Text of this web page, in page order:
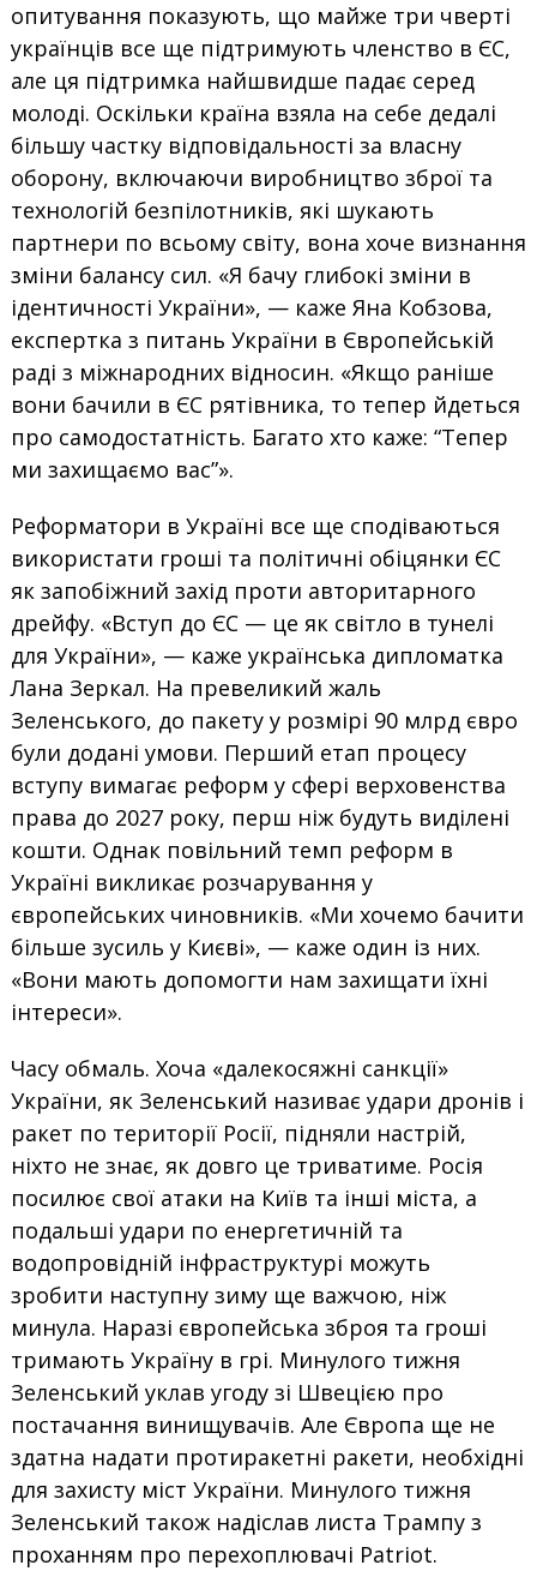
опитування показують, що майже три чверті
українців все ще підтримують членство в ЄС,
але ця підтримка найшвидше падає серед
молоді. Оскільки країна взяла на себе дедалі
більшу частку відповідальності за власну
оборону, включаючи виробництво зброї та
технологій безпілотників, які шукають
партнери по всьому світу, вона хоче визнання
зміни балансу сил. «Я бачу глибокі зміни в
ідентичності України», — каже Яна Кобзова,
експертка з питань України в Європейській
раді з міжнародних відносин. «Якщо раніше
вони бачили в ЄС рятівника, то тепер йдеться
про самодостатність. Багато хто каже: “Тепер
ми захищаємо вас”».
Реформатори в Україні все ще сподіваються
використати гроші та політичні обіцянки ЄС
як запобіжний захід проти авторитарного
дрейфу. «Вступ до ЄС — це як світло в тунелі
для України», — каже українська дипломатка
Лана Зеркал. На превеликий жаль
Зеленського, до пакету у розмірі 90 млрд євро
були додані умови. Перший етап процесу
вступу вимагає реформ у сфері верховенства
права до 2027 року, перш ніж будуть виділені
кошти. Однак повільний темп реформ в
Україні викликає розчарування у
європейських чиновників. «Ми хочемо бачити
більше зусиль у Києві», — каже один із них.
«Вони мають допомогти нам захищати їхні
інтереси».
Часу обмаль. Хоча «далекосяжні санкції»
України, як Зеленський називає удари дронів і
ракет по території Росії, підняли настрій,
ніхто не знає, як довго це триватиме. Росія
посилює свої атаки на Київ та інші міста, а
подальші удари по енергетичній та
водопровідній інфраструктурі можуть
зробити наступну зиму ще важчою, ніж
минула. Наразі європейська зброя та гроші
тримають Україну в грі. Минулого тижня
Зеленський уклав угоду зі Швецією про
постачання винищувачів. Але Європа ще не
здатна надати протиракетні ракети, необхідні
для захисту міст України. Минулого тижня
Зеленський також надіслав листа Трампу з
проханням про перехоплювачі Patriot.